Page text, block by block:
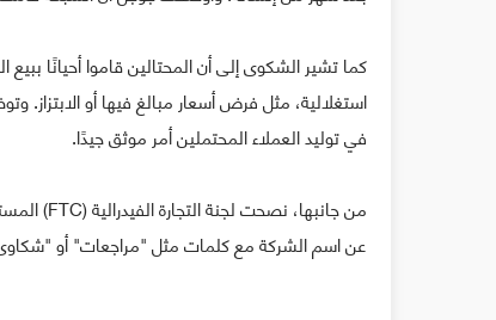
كما تشير الشكوى إلى أن المحتالين قاموا أحيانًا
استغلالية، مثل فرض أسعار مبالغ فيها أو
في توليد العملاء المحتملين أمر موثق جيدًا.
عن اسم الشركة مع كلمات مثل "مراجعات" أو